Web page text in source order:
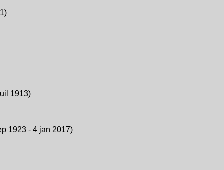
1913)
1923 - 4 jan 2017)